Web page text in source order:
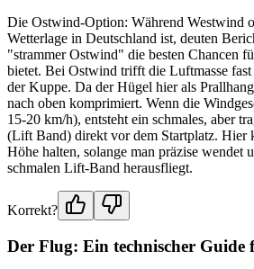
Die Ostwind-Option: Während Westwind
Wetterlage in Deutschland ist, deuten
"strammer Ostwind" die besten Chancen
bietet. Bei Ostwind trifft die Luftmasse
der Kuppe. Da der Hügel hier als
nach oben komprimiert. Wenn die
15-20 km/h), entsteht ein schmales, aber
(Lift Band) direkt vor dem Startplatz. Hier
Höhe halten, solange man präzise wendet
schmalen Lift-Band herausfliegt.
Korrekt?
Der Flug: Ein technischer Guide